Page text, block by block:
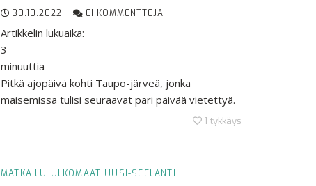
30.10.2022 EI KOMMENTTEJA
Artikkelin lukuaika:
3
minuuttia
Pitkä ajopäivä kohti Taupo-järveä, jonka
maisemissa tulisi seuraavat pari päivää vietettyä.
1 tykkäys
MATKAILU ULKOMAAT UUSI-SEELANTI